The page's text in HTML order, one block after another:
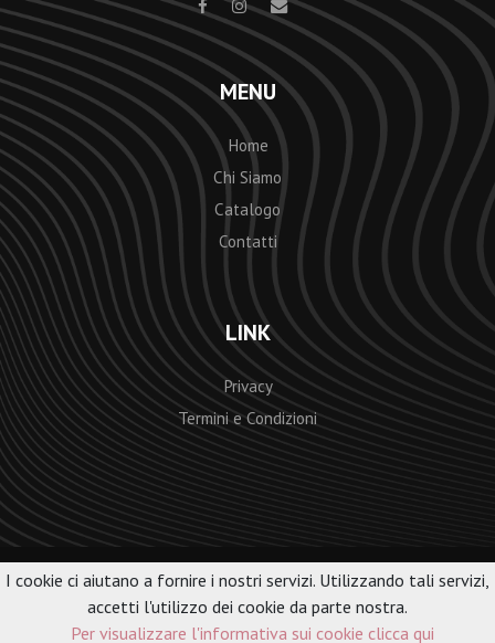
MENU
Home
Chi Siamo
Catalogo
Contatti
LINK
Privacy
Termini e Condizioni
© 2018Obdo - graphic and web All rights reserved.
I cookie ci aiutano a fornire i nostri servizi. Utilizzando tali servizi,
accetti l'utilizzo dei cookie da parte nostra.
Per visualizzare l'informativa sui cookie clicca qui